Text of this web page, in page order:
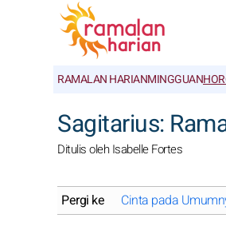
RAMALAN HARIANMINGGUAN
Sagitarius:
Ditulis oleh Isabelle Fortes
Pergi ke Cinta pada